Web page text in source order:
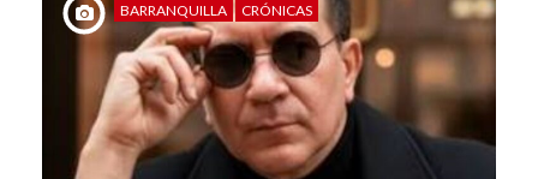
BARRANQUILLA CRÓNICAS